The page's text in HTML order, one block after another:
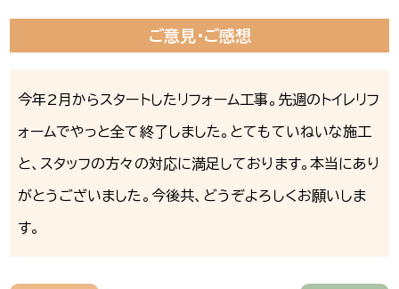
ご意見・ご感想
今年2月からスタートしたリフォーム工事。先週のトイレリフ
ォームでやっと全て終了しました。とてもていねいな施工
と、スタッフの方々の対応に満足しております。本当にあり
がとうございました。今後共、どうぞよろしくお願いしま
す。